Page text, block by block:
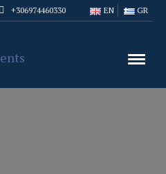
+306974460330 EN GR